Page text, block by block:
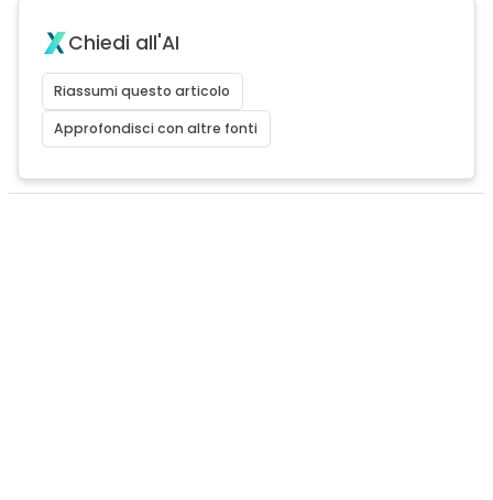
Chiedi all'AI
Riassumi questo articolo
Approfondisci con altre fonti